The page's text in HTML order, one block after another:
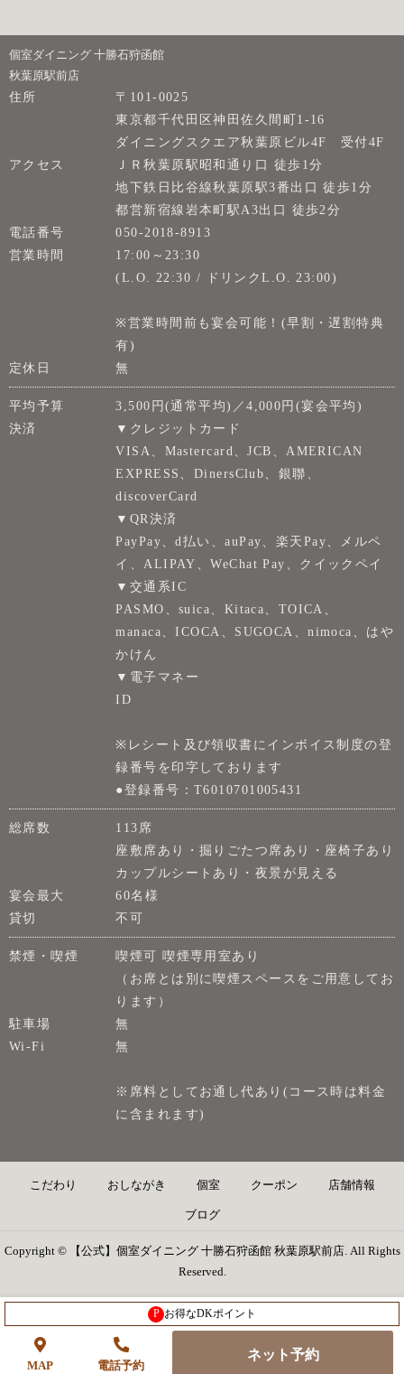
個室ダイニング 十勝石狩函館
秋葉原駅前店
住所
〒101-0025
東京都千代田区神田佐久間町1-16
ダイニングスクエア秋葉原ビル4F 受付4F
アクセス
ＪＲ秋葉原駅昭和通り口 徒歩1分
地下鉄日比谷線秋葉原駅3番出口 徒歩1分
都営新宿線岩本町駅A3出口 徒歩2分
電話番号
050-2018-8913
営業時間
17:00～23:30
(L.O. 22:30 / ドリンクL.O. 23:00)
※営業時間前も宴会可能！(早割・遅割特典
有)
定休日
無
平均予算
3,500円(通常平均)／4,000円(宴会平均)
決済
▼クレジットカード
VISA、Mastercard、JCB、AMERICAN
EXPRESS、DinersClub、銀聯、
discoverCard
▼QR決済
PayPay、d払い、auPay、楽天Pay、メルペ
イ、ALIPAY、WeChat Pay、クイックペイ
▼交通系IC
PASMO、suica、Kitaca、TOICA、
manaca、ICOCA、SUGOCA、nimoca、はや
かけん
▼電子マネー
ID
※レシート及び領収書にインボイス制度の登
録番号を印字しております
●登録番号：T6010701005431
総席数
113席
座敷席あり・掘りごたつ席あり・座椅子あり
カップルシートあり・夜景が見える
宴会最大
60名様
貸切
不可
禁煙・喫煙
喫煙可 喫煙専用室あり
（お席とは別に喫煙スペースをご用意してお
ります）
駐車場
無
Wi-Fi
無
※席料としてお通し代あり(コース時は料金
に含まれます)
こだわり おしながき 個室 クーポン 店舗情報
ブログ
Copyright © 【公式】個室ダイニング 十勝石狩函館 秋葉原駅前店. All Rights
Reserved.
P お得なDKポイント
MAP 電話予約
ネット予約